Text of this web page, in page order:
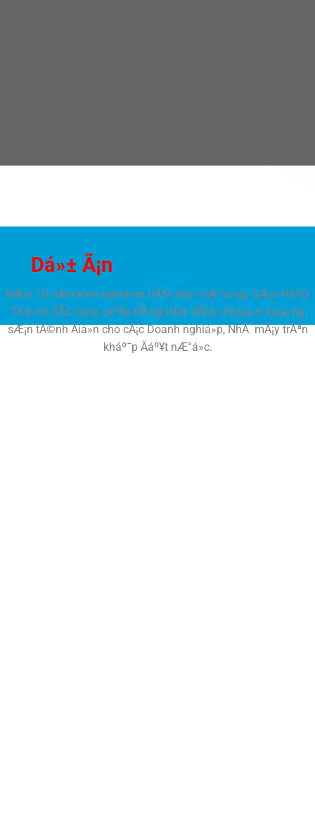
Dá»± Ã¡n
HÆ¡n 10 nÄm kinh nghiá»m trÃªn thá» trÆ°á»ng, SÆ¡n Háº£i
Thá»nh ÄÃ£ cung cáº¥p hÃ ng trÄm dÃ¢y chuyá»n, buá»ng
sÆ¡n tÄ©nh Äiá»n cho cÃ¡c Doanh nghiá»p, NhÃ mÃ¡y trÃªn
kháº¯p Äáº¥t nÆ°á»c.